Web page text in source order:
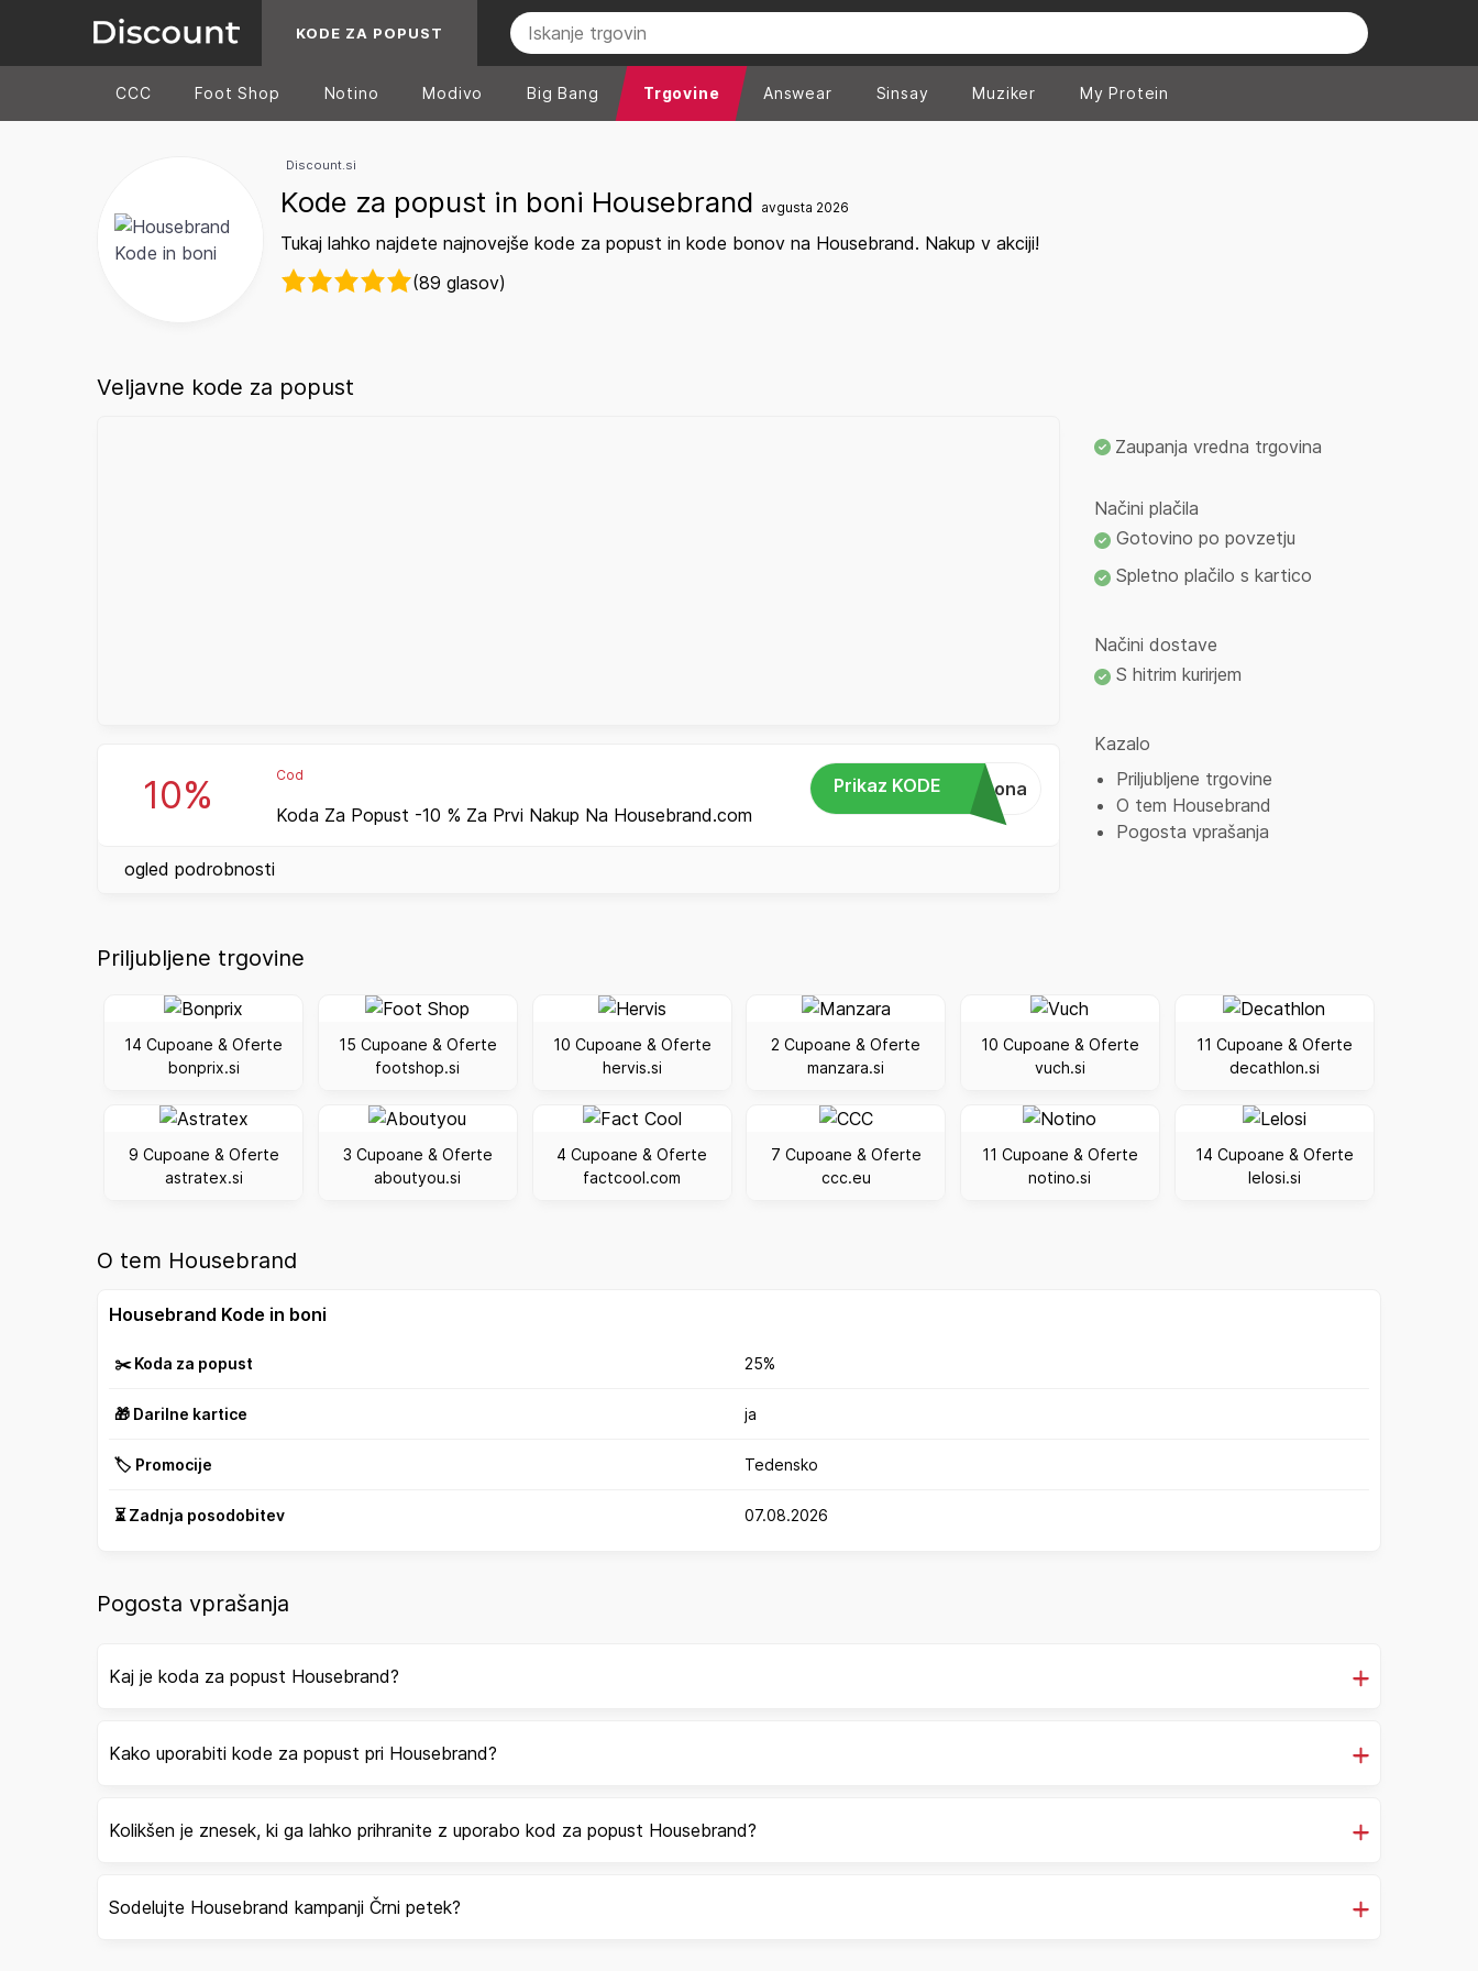
KODE ZA POPUST
CCC Foot Shop Notino Modivo Big Bang Trgovine Answear Sinsay Muziker My Protein
Discount.si
Kode za popust in boni Housebrand avgusta 2026
Tukaj lahko najdete najnovejše kode za popust in kode bonov na Housebrand. Nakup v akciji!
(89 glasov)
Veljavne kode za popust
10% Cod
Koda Za Popust -10 % Za Prvi Nakup Na Housebrand.com
Prikaz KODE ...ona
ogled podrobnosti
Zaupanja vredna trgovina
Načini plačila
Gotovino po povzetju
Spletno plačilo s kartico
Načini dostave
S hitrim kurirjem
Kazalo
Priljubljene trgovine
O tem Housebrand
Pogosta vprašanja
Priljubljene trgovine
14 Cupoane & Oferte
bonprix.si
15 Cupoane & Oferte
footshop.si
10 Cupoane & Oferte
hervis.si
2 Cupoane & Oferte
manzara.si
10 Cupoane & Oferte
vuch.si
11 Cupoane & Oferte
decathlon.si
9 Cupoane & Oferte
astratex.si
3 Cupoane & Oferte
aboutyou.si
4 Cupoane & Oferte
factcool.com
7 Cupoane & Oferte
ccc.eu
11 Cupoane & Oferte
notino.si
14 Cupoane & Oferte
lelosi.si
O tem Housebrand
Housebrand Kode in boni
✂️ Koda za popust 25%
🎁 Darilne kartice ja
🏷️ Promocije Tedensko
⏳ Zadnja posodobitev 07.08.2026
Pogosta vprašanja
Kaj je koda za popust Housebrand?
Kako uporabiti kode za popust pri Housebrand?
Kolikšen je znesek, ki ga lahko prihranite z uporabo kod za popust Housebrand?
Sodelujte Housebrand kampanji Črni petek?